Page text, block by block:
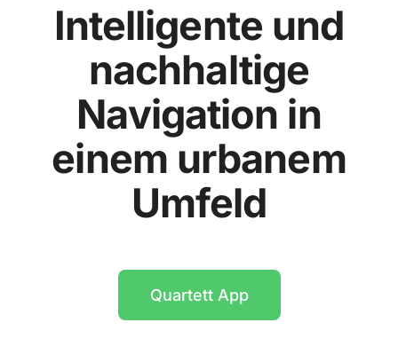
Intelligente und
nachhaltige
Navigation in
einem urbanem
Umfeld
Quartett App